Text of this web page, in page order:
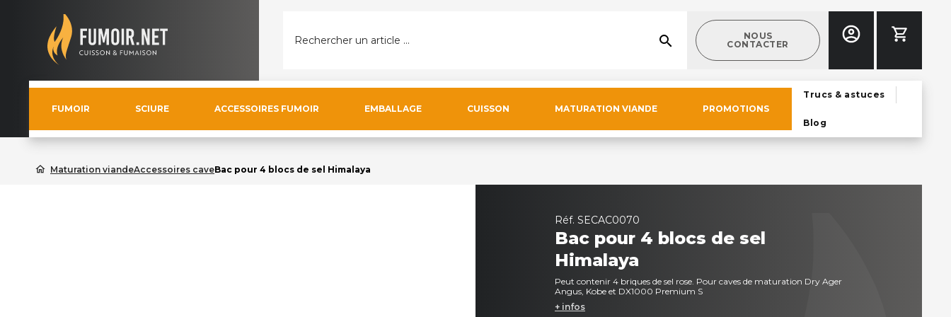
Rechercher un article ... search
NOUS
CONTACTER
FUMOIR SCIURE ACCESSOIRES FUMOIR EMBALLAGE CUISSON MATURATION VIANDE PROMOTIONS
Trucs & astuces
Blog
home Maturation viandeAccessoires caveBac pour 4 blocs de sel Himalaya
Réf. SECAC0070
Bac pour 4 blocs de sel
Himalaya
Peut contenir 4 briques de sel rose. Pour caves de maturation Dry Ager
Angus, Kobe et DX1000 Premium S
+ infos